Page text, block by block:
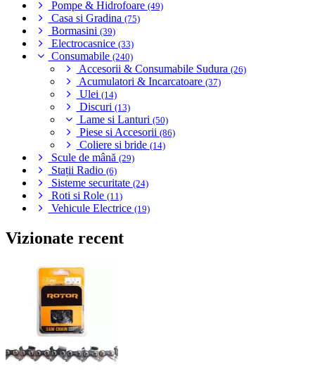
Pompe & Hidrofoare (49)
Casa si Gradina (75)
Bormasini (39)
Electrocasnice (33)
Consumabile (240)
Accesorii & Consumabile Sudura (26)
Acumulatori & Incarcatoare (37)
Ulei (14)
Discuri (13)
Lame si Lanturi (50)
Piese si Accesorii (86)
Coliere si bride (14)
Scule de mână (29)
Stații Radio (6)
Sisteme securitate (24)
Roti si Role (11)
Vehicule Electrice (19)
Vizionate recent